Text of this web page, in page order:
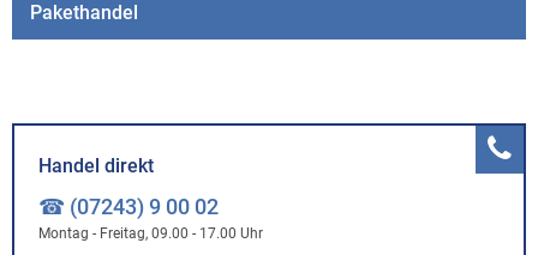
Pakethandel
Handel direkt
☎ (07243) 9 00 02
Montag - Freitag, 09.00 - 17.00 Uhr